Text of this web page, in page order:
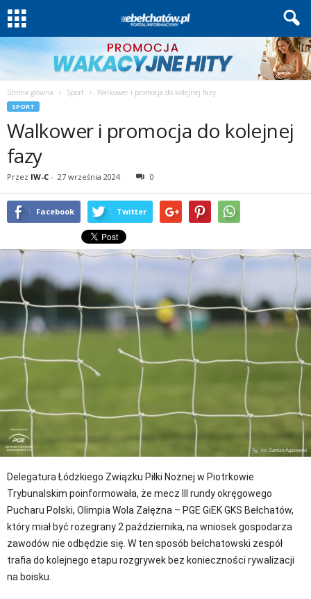
Strona główna Sport Walkower i promocja do kolejnej fazy
SPORT
Walkower i promocja do kolejnej
fazy
Przez IW-C - 27 września 2024 0
Facebook Twitter
Delegatura Łódzkiego Związku Piłki Nożnej w Piotrkowie
Trybunalskim poinformowała, że mecz III rundy okręgowego
Pucharu Polski, Olimpia Wola Załężna – PGE GiEK GKS Bełchatów,
który miał być rozegrany 2 października, na wniosek gospodarza
zawodów nie odbędzie się. W ten sposób bełchatowski zespół
trafia do kolejnego etapu rozgrywek bez konieczności rywalizacji
na boisku.